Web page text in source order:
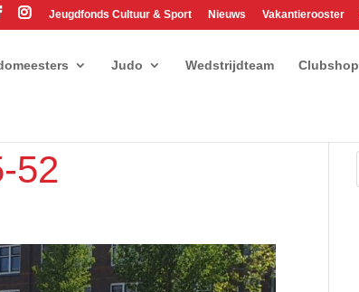
Jeugdfonds Cultuur & Sport Nieuws Vakantierooster
Judo Wedstrijdteam Clubshop
52